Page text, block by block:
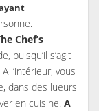
Chef’s
puisqu’il s’agit
l’intérieur, vous
dans des lueurs
en cuisine. A